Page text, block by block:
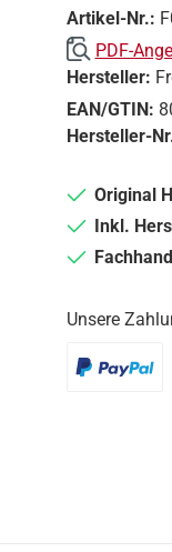
Artikel-Nr.:
PDF-
Hersteller:
EAN/GTIN:
Hersteller-
Original
Inkl.
Unsere